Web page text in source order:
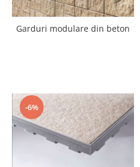
Garduri modulare din beton
-6%